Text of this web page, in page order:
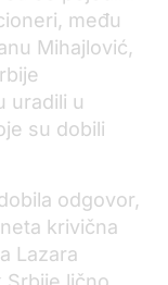
među
Mihajlović,
uradili u
su dobili
odgovor,
krivična
Lazara